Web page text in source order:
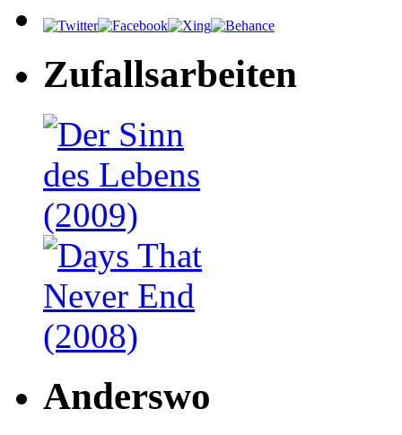
Zufallsarbeiten
Anderswo